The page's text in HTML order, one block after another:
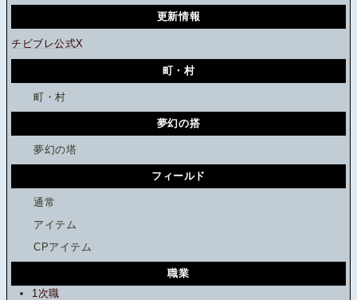
更新情報
チビブレ公式X
町・村
町・村
夢幻の搭
夢幻の塔
フィールド
通常
アイテム
CPアイテム
職業
1次職